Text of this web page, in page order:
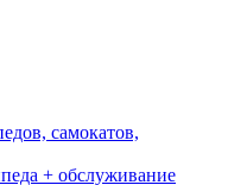
самокатов,
+ обслуживание